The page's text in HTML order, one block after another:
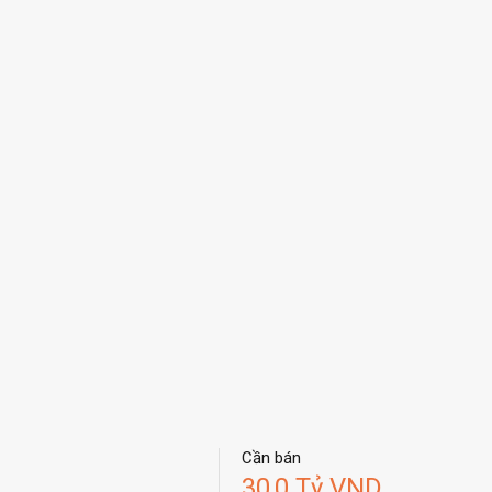
Cần bán